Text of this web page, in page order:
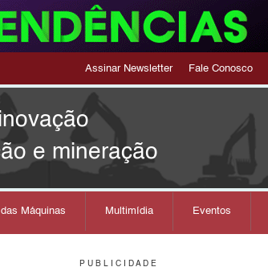
Assinar Newsletter Fale Conosco
e mineração
das Máquinas Multimídia Eventos
P U B L I C I D A D E